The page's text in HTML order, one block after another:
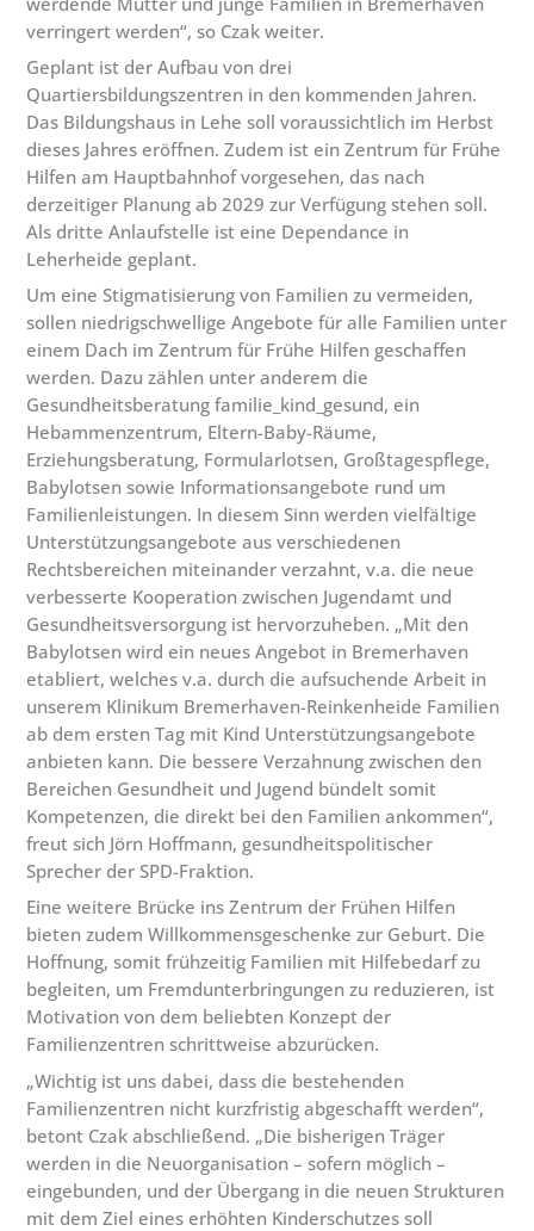
verringert werden“, so Czak weiter.
Geplant ist der Aufbau von drei
Quartiersbildungszentren in den kommenden Jahren.
Das Bildungshaus in Lehe soll voraussichtlich im Herbst
dieses Jahres eröffnen. Zudem ist ein Zentrum für Frühe
Hilfen am Hauptbahnhof vorgesehen, das nach
derzeitiger Planung ab 2029 zur Verfügung stehen soll.
Als dritte Anlaufstelle ist eine Dependance in
Leherheide geplant.
Um eine Stigmatisierung von Familien zu vermeiden,
sollen niedrigschwellige Angebote für alle Familien unter
einem Dach im Zentrum für Frühe Hilfen geschaffen
werden. Dazu zählen unter anderem die
Gesundheitsberatung familie_kind_gesund, ein
Hebammenzentrum, Eltern-Baby-Räume,
Erziehungsberatung, Formularlotsen, Großtagespflege,
Babylotsen sowie Informationsangebote rund um
Familienleistungen. In diesem Sinn werden vielfältige
Unterstützungsangebote aus verschiedenen
Rechtsbereichen miteinander verzahnt, v.a. die neue
verbesserte Kooperation zwischen Jugendamt und
Gesundheitsversorgung ist hervorzuheben. „Mit den
Babylotsen wird ein neues Angebot in Bremerhaven
etabliert, welches v.a. durch die aufsuchende Arbeit in
unserem Klinikum Bremerhaven-Reinkenheide Familien
ab dem ersten Tag mit Kind Unterstützungsangebote
anbieten kann. Die bessere Verzahnung zwischen den
Bereichen Gesundheit und Jugend bündelt somit
Kompetenzen, die direkt bei den Familien ankommen“,
freut sich Jörn Hoffmann, gesundheitspolitischer
Sprecher der SPD-Fraktion.
Eine weitere Brücke ins Zentrum der Frühen Hilfen
bieten zudem Willkommensgeschenke zur Geburt. Die
Hoffnung, somit frühzeitig Familien mit Hilfebedarf zu
begleiten, um Fremdunterbringungen zu reduzieren, ist
Motivation von dem beliebten Konzept der
Familienzentren schrittweise abzurücken.
„Wichtig ist uns dabei, dass die bestehenden
Familienzentren nicht kurzfristig abgeschafft werden“,
betont Czak abschließend. „Die bisherigen Träger
werden in die Neuorganisation – sofern möglich –
eingebunden, und der Übergang in die neuen Strukturen
mit dem Ziel eines erhöhten Kinderschutzes soll